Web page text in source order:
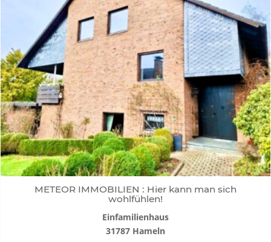
METEOR IMMOBILIEN : Hier kann man sich
wohlfühlen!
Einfamilienhaus
31787 Hameln